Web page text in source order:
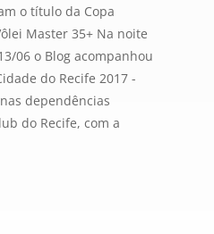
o título da Copa
Master 35+ Na noite
06 o Blog acompanhou
do Recife 2017 -
dependências
do Recife, com a